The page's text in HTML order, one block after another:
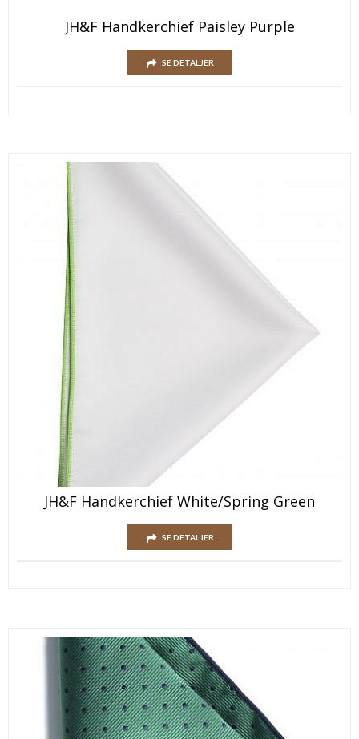
JH&F Handkerchief Paisley Purple
SE DETALJER
JH&F Handkerchief White/Spring Green
SE DETALJER